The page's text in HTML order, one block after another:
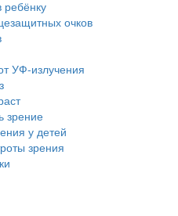
ребёнку
очков
УФ-излучения
зрение
у детей
зрения